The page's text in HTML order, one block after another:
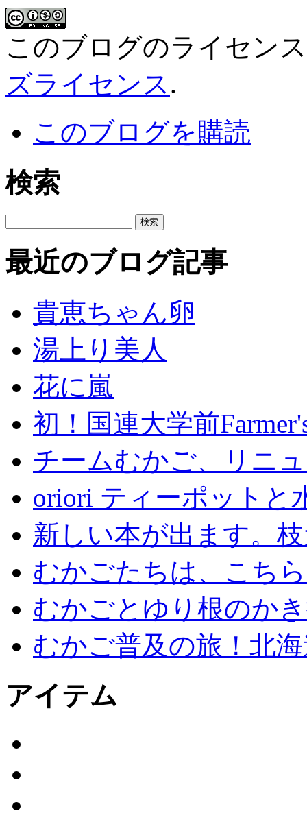
このブログのライセン
ズライセンス.
このブログを購読
検索
最近のブログ記事
貴恵ちゃん卵
湯上り美人
花に嵐
初！国連大学前
チームむかご、リニ
oriori ティーポットと
新しい本が出ます。
むかごたちは、こち
むかごとゆり根のか
むかご普及の旅！北
アイテム